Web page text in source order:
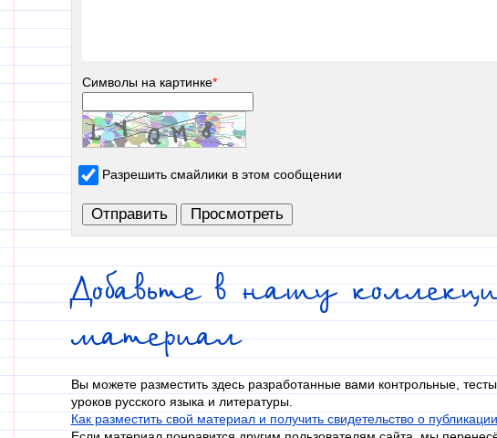
Символы на картинке*
Разрешить смайлики в этом сообщении
Добавьте в нашу
материал
Вы можете разместить здесь разработанные вами контрольные,
уроков русского языка и литературы.
Как разместить свой материал и получить свидетельство о